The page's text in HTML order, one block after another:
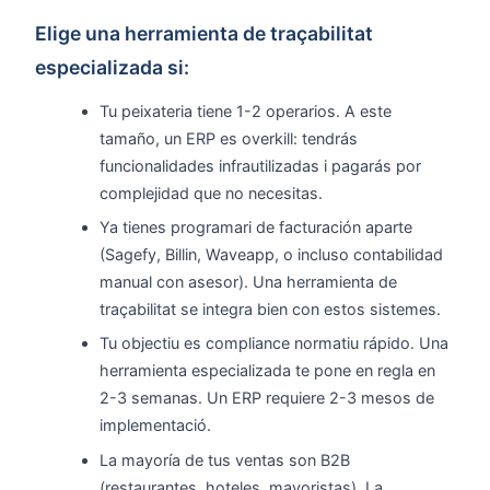
Elige una herramienta de traçabilitat
especializada si:
Tu peixateria tiene 1-2 operarios. A este
tamaño, un ERP es overkill: tendrás
funcionalidades infrautilizadas i pagarás por
complejidad que no necesitas.
Ya tienes programari de facturación aparte
(Sagefy, Billin, Waveapp, o incluso contabilidad
manual con asesor). Una herramienta de
traçabilitat se integra bien con estos sistemes.
Tu objectiu es compliance normatiu rápido. Una
herramienta especializada te pone en regla en
2-3 semanas. Un ERP requiere 2-3 mesos de
implementació.
La mayoría de tus ventas son B2B